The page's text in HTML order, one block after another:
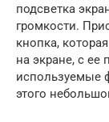
подсветка
громкости.
кнопка,
на экране, с ее
используемые
этого